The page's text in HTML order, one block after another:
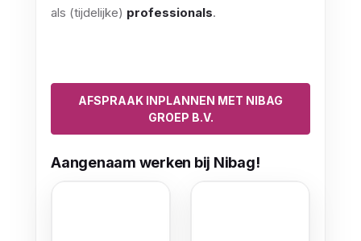
als (tijdelijke) professionals.
AFSPRAAK INPLANNEN MET NIBAG
GROEP B.V.
Aangenaam werken bij Nibag!